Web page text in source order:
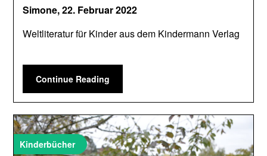
Simone,22. Februar 2022
Weltliteratur für Kinder aus dem Kindermann Verlag
Continue Reading
Kinderbücher